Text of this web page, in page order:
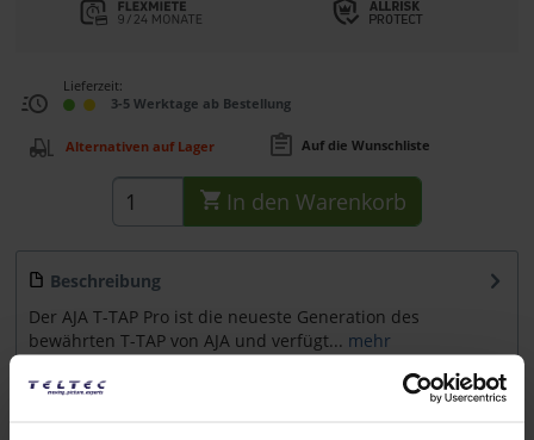
Lieferzeit:
3-5 Werktage ab Bestellung
Alternativen auf Lager Auf die Wunschliste
In den Warenkorb
Beschreibung
Der AJA T-TAP Pro ist die neueste Generation des
bewährten T-TAP von AJA und verfügt... mehr
Zubehör